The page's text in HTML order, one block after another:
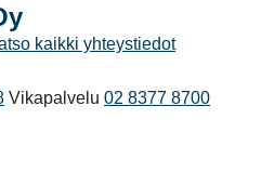
kaikki yhteystiedot
Vikapalvelu 02 8377 8700